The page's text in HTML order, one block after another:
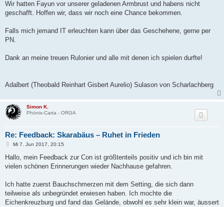
Wir hatten Fayun vor unserer geladenen Armbrust und habens nicht
geschafft. Hoffen wir, dass wir noch eine Chance bekommen.
Falls mich jemand IT erleuchten kann über das Geschehene, gerne per
PN.
Dank an meine treuen Rulonier und alle mit denen ich spielen durfte!
Adalbert (Theobald Reinhart Gisbert Aurelio) Sulason von Scharlachberg
Simon K.
Phönix-Carta - ORGA
Re: Feedback: Skarabäus – Ruhet in Frieden
B
i
r
Mi 7. Jun 2017, 20:15
Hallo, mein Feedback zur Con ist größtenteils positiv und ich bin mit
vielen schönen Erinnerungen wieder Nachhause gefahren.
Ich hatte zuerst Bauchschmerzen mit dem Setting, die sich dann
teilweise als unbegründet erwiesen haben. Ich mochte die
Eichenkreuzburg und fand das Gelände, obwohl es sehr klein war, äussert